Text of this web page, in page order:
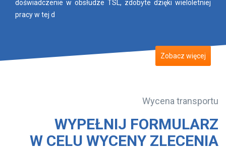
doświadczenie w obsłudze TSL, zdobyte dzięki wieloletniej
pracy w tej d
Zobacz więcej
Wycena transportu
WYPEŁNIJ FORMULARZ
W CELU WYCENY ZLECENIA